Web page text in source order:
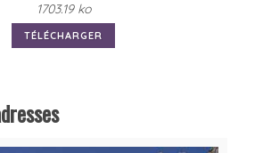
1703.19 ko
TÉLÉCHARGER